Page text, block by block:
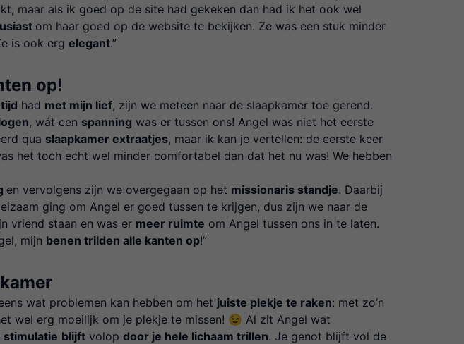
maar als ik goed op de site had gekeken dan had ik het ook wel
om haar goed op de website te bekijken. Ze was een stuk minder
is ook erg elegant.”
op!
had met mijn lief, zijn we meteen naar de slaapkamer toe gerend.
, wát een spanning was er tussen ons! Angel was niet het eerste
qua slaapkamer extraatjes, maar ik kan je vertellen: de eerste keer
het toch echt wel minder comfortabel dan dat het nu was! We hebben
en vervolgens zijn we overgegaan op het missionaris standje. Daarbij
ging om Angel er goed tussen te krijgen, dus zijn we naar de
vriend staan en was er meer ruimte om Angel tussen ons in te laten.
mijn benen trilden alle kanten op!”
wat problemen kan hebben om het juiste plekje te raken: met zo’n
wel erg moeilijk om je plekje te missen! 😉 Al zit Angel wat
stimulatie blijft volop door je hele lichaam trillen. Je genot blijft vol de